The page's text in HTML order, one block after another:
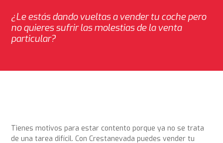
¿Le estás dando vueltas a vender tu coche pero
no quieres sufrir las molestias de la venta
particular?
Tienes motivos para estar contento porque ya no se trata
de una tarea difícil. Con Crestanevada puedes vender tu